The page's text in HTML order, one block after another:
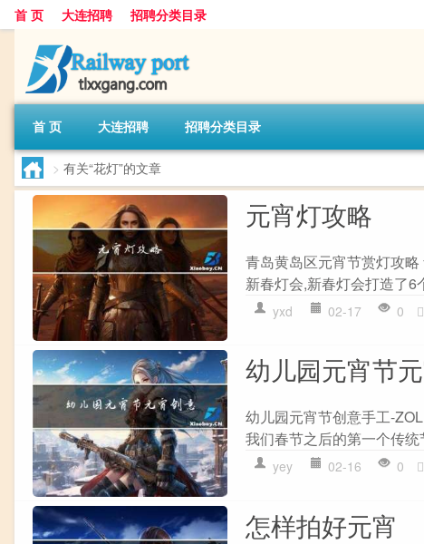
首 页 大连招聘 招聘分类目录
首 页 大连招聘 招聘分类目录
> 有关“花灯”的文章
元宵灯攻略
青岛黄岛区元宵节赏灯攻
新春灯会,新春灯会打造了6
yxd 02-17 0
幼儿园元宵节
幼儿园元宵节创意手工-
我们春节之后的第一个传
yey 02-16 0
怎样拍好元宵